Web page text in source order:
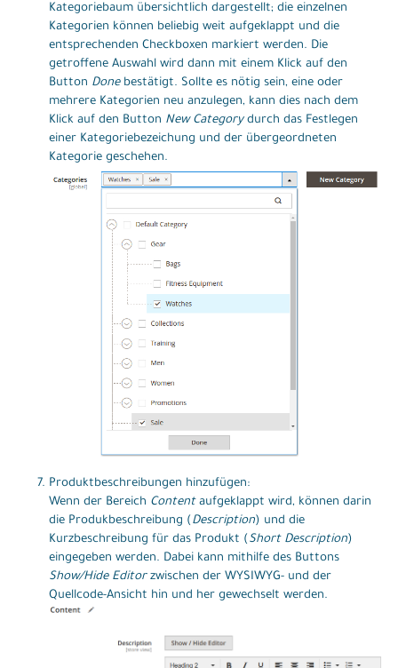
Kategoriebaum übersichtlich dargestellt; die einzelnen
Kategorien können beliebig weit aufgeklappt und die
entsprechenden Checkboxen markiert werden. Die
getroffene Auswahl wird dann mit einem Klick auf den
Button Donebestätigt. Sollte es nötig sein, eine oder
mehrere Kategorien neu anzulegen, kann dies nach dem
Klick auf den Button New Categorydurch das Festlegen
einer Kategoriebezeichung und der übergeordneten
Kategorie geschehen.
Produktbeschreibungen hinzufügen:
Wenn der Bereich Contentaufgeklappt wird, können darin
die Produkbeschreibung ( Description) und die
Kurzbeschreibung für das Produkt ( Short Description)
eingegeben werden. Dabei kann mithilfe des Buttons
Show/Hide Editorzwischen der WYSIWYG- und der
Quellcode-Ansicht hin und her gewechselt werden.